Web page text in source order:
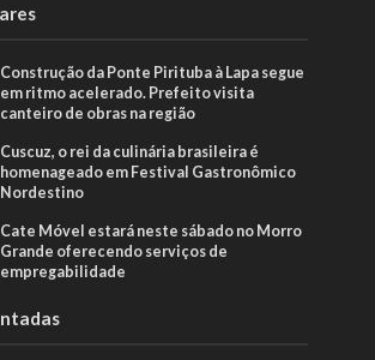
Construção da Ponte Pirituba à Lapa segue
em ritmo acelerado. Prefeito visita
canteiro de obras na região
Cuscuz, o rei da culinária brasileira é
homenageado em Festival Gastronômico
Nordestino
Cate Móvel estará neste sábado no Morro
Grande oferecendo serviços de
empregabilidade